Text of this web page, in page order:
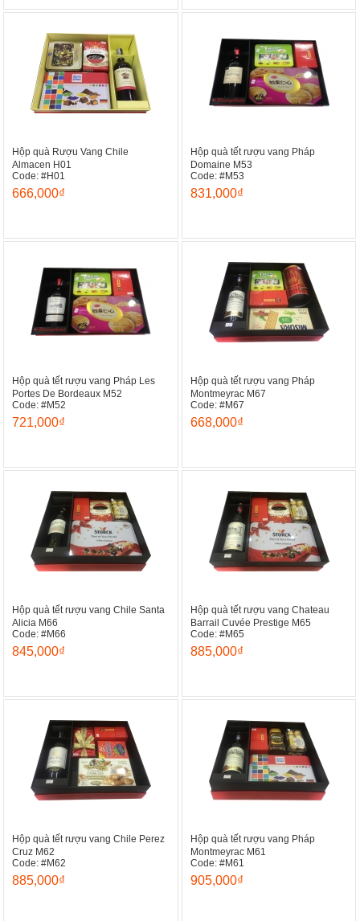
Hộp quà Rượu Vang Chile
Almacen H01
Code: #H01
666,000₫
Hộp quà tết rượu vang Pháp
Domaine M53
Code: #M53
831,000₫
Hộp quà tết rượu vang Pháp Les
Portes De Bordeaux M52
Code: #M52
721,000₫
Hộp quà tết rượu vang Pháp
Montmeyrac M67
Code: #M67
668,000₫
Hộp quà tết rượu vang Chile Santa
Alicia M66
Code: #M66
845,000₫
Hộp quà tết rượu vang Chateau
Barrail Cuvée Prestige M65
Code: #M65
885,000₫
Hộp quà tết rượu vang Chile Perez
Cruz M62
Code: #M62
885,000₫
Hộp quà tết rượu vang Pháp
Montmeyrac M61
Code: #M61
905,000₫